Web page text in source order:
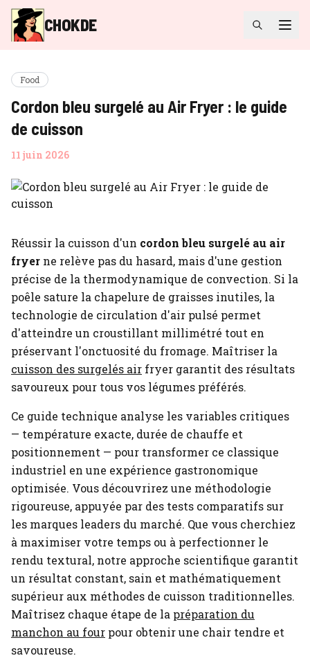
CHOKDE
Food
Cordon bleu surgelé au Air Fryer : le guide
de cuisson
11 juin 2026
Réussir la cuisson d'un cordon bleu surgelé au air
fryer ne relève pas du hasard, mais d'une gestion
précise de la thermodynamique de convection. Si la
poêle sature la chapelure de graisses inutiles, la
technologie de circulation d'air pulsé permet
d'atteindre un croustillant millimétré tout en
préservant l'onctuosité du fromage. Maîtriser la
cuisson des surgelés air fryer garantit des résultats
savoureux pour tous vos légumes préférés.
Ce guide technique analyse les variables critiques
— température exacte, durée de chauffe et
positionnement — pour transformer ce classique
industriel en une expérience gastronomique
optimisée. Vous découvrirez une méthodologie
rigoureuse, appuyée par des tests comparatifs sur
les marques leaders du marché. Que vous cherchiez
à maximiser votre temps ou à perfectionner le
rendu textural, notre approche scientifique garantit
un résultat constant, sain et mathématiquement
supérieur aux méthodes de cuisson traditionnelles.
Maîtrisez chaque étape de la préparation du
manchon au four pour obtenir une chair tendre et
savoureuse.